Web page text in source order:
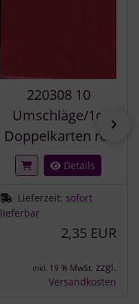
220308 10
Umschläge/1o
Doppelkarten rot
Details
Lieferzeit: sofort
lieferbar
2,35 EUR
inkl. 19 % MwSt. zzgl.
Versandkosten